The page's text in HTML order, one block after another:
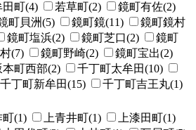
田町(4) 若草町(2)
鏡町有佐(2)
町貝洲(5) 鏡町鏡(11)
鏡町鏡村
鏡町塩浜(2) 鏡町芝口(2)
鏡町
(7) 鏡町野崎(2)
鏡町宝出(2)
本町西部(2)
千丁町太牟田(10)
千丁町新牟田(15)
千丁町吉王丸(1)
町(1) 上青井町(1)
上漆田町(1)